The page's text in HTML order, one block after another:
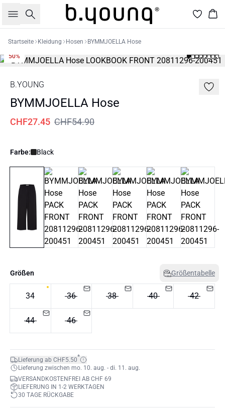
Suche
Startseite Kleidung Hosen BYMMJOELLA Hose
50%
B.YOUNG
BYMMJOELLA Hose
CHF27.45 CHF54.90
Farbe: Black
Größen Größentabelle
34 36 38 40 42
44 46
Lieferung ab CHF5.50*
Lieferung zwischen mo. 10. aug. - di. 11. aug.
VERSANDKOSTENFREI AB CHF 69
LIEFERUNG IN 1-2 WERKTAGEN
30 TAGE RÜCKGABE